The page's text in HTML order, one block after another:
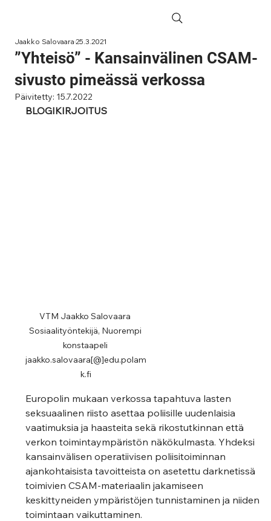
”Yhteisö” - Kansainvälinen CSAM-
sivusto pimeässä verkossa
Jaakko Salovaara25.3.2021
Päivitetty: 15.7.2022
BLOGIKIRJOITUS
VTM Jaakko Salovaara
Sosiaalityöntekijä, Nuorempi
konstaapeli
jaakko.salovaara[@]edu.polam
k.fi
Europolin mukaan verkossa tapahtuva lasten
seksuaalinen riisto asettaa poliisille uudenlaisia
vaatimuksia ja haasteita sekä rikostutkinnan että
verkon toimintaympäristön näkökulmasta. Yhdeksi
kansainvälisen operatiivisen poliisitoiminnan
ajankohtaisista tavoitteista on asetettu darknetissä
toimivien CSAM-materiaalin jakamiseen
keskittyneiden ympäristöjen tunnistaminen ja niiden
toimintaan vaikuttaminen.